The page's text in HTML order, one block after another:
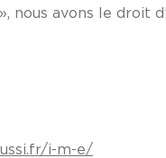
nous avons le droit
i-m-e/